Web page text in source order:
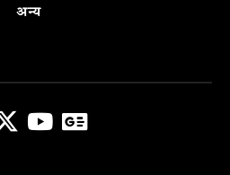
अन्य